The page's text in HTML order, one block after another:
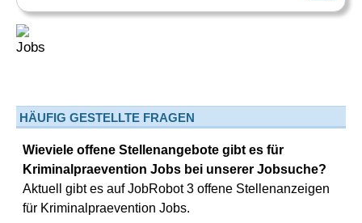
HÄUFIG GESTELLTE FRAGEN
Wieviele offene Stellenangebote gibt es für
Kriminalpraevention Jobs bei unserer Jobsuche?
Aktuell gibt es auf JobRobot 3 offene Stellenanzeigen
für Kriminalpraevention Jobs.